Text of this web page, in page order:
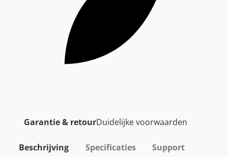
Garantie & retourDuidelijke voorwaarden
Beschrijving Specificaties Support